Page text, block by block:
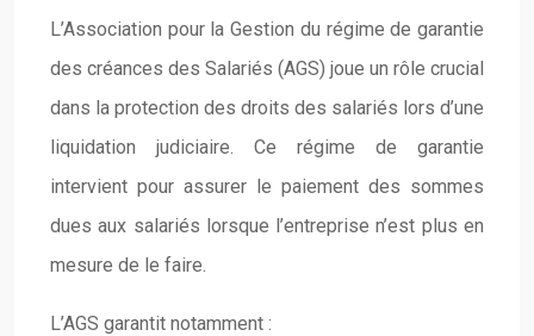
L’Association pour la Gestion du régime de garantie
des créances des Salariés (AGS) joue un rôle crucial
dans la protection des droits des salariés lors d’une
liquidation judiciaire. Ce régime de garantie
intervient pour assurer le paiement des sommes
dues aux salariés lorsque l’entreprise n’est plus en
mesure de le faire.
L’AGS garantit notamment :